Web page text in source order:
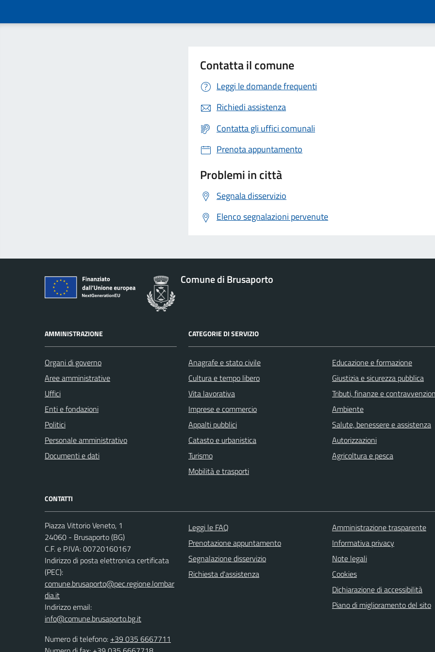
Contatta il comune
Leggi le domande frequenti
Richiedi assistenza
Contatta gli uffici comunali
Prenota appuntamento
Problemi in città
Segnala disservizio
Elenco segnalazioni pervenute
Comune di Brusaporto
AMMINISTRAZIONE
Organi di governo
Aree amministrative
Uffici
Enti e fondazioni
Politici
Personale amministrativo
Documenti e dati
CATEGORIE DI SERVIZIO
Anagrafe e stato civile
Cultura e tempo libero
Vita lavorativa
Imprese e commercio
Appalti pubblici
Catasto e urbanistica
Turismo
Mobilità e trasporti
Educazione e formazione
Giustizia e sicurezza pubblica
Tributi, finanze e
Ambiente
Salute, benessere e assistenza
Autorizzazioni
Agricoltura e pesca
CONTATTI
Piazza Vittorio Veneto, 1
24060 - Brusaporto (BG)
C.F. e P.IVA: 00720160167
Indirizzo di posta elettronica certificata
(PEC):
comune.brusaporto@pec.regione.lombar
dia.it
Indirizzo email:
info@comune.brusaporto.bg.it
Numero di telefono: +39 035 6667711
Leggi le FAQ
Prenotazione appuntamento
Segnalazione disservizio
Richiesta d'assistenza
Amministrazione trasparente
Informativa privacy
Note legali
Cookies
Dichiarazione di accessibilità
Piano di miglioramento del sito